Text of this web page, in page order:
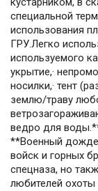
специальной
использования
ГРУ.Легко
используемого
укрытие,·
носилки,· тент
землю/траву
ведро для
**Военный
войск и горных
спецназа, но
любителей охоты